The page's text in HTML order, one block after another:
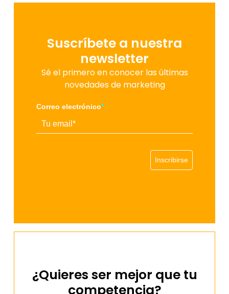
Suscríbete a nuestra
newsletter
Sé el primero en conocer las últimas
novedades de marketing
Correo electrónico*
Inscribirse
¿Quieres ser mejor que tu
competencia?